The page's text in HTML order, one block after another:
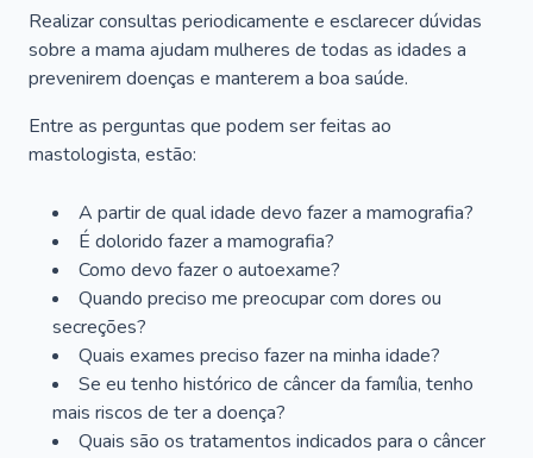
Realizar consultas periodicamente e esclarecer dúvidas
sobre a mama ajudam mulheres de todas as idades a
prevenirem doenças e manterem a boa saúde.
Entre as perguntas que podem ser feitas ao
mastologista, estão:
A partir de qual idade devo fazer a mamografia?
É dolorido fazer a mamografia?
Como devo fazer o autoexame?
Quando preciso me preocupar com dores ou
secreções?
Quais exames preciso fazer na minha idade?
Se eu tenho histórico de câncer da família, tenho
mais riscos de ter a doença?
Quais são os tratamentos indicados para o câncer